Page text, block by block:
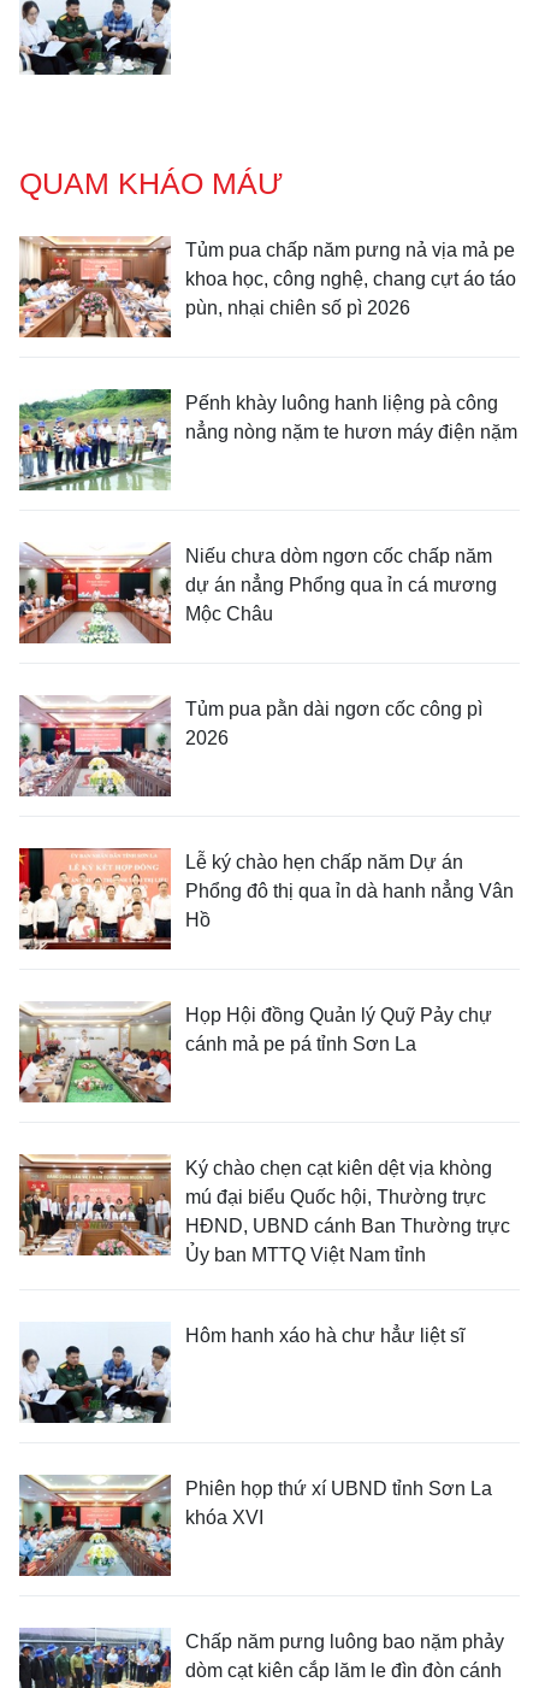
QUAM KHÁO MÁƯ
Tủm pua chấp năm pưng nả vịa mả pe
khoa học, công nghệ, chang cựt áo táo
pùn, nhại chiên số pì 2026
Pếnh khày luông hanh liệng pà công
nẳng nòng nặm te hươn máy điện nặm
Niếu chưa dòm ngơn cốc chấp năm
dự án nẳng Phổng qua ỉn cá mương
Mộc Châu
Tủm pua pằn dài ngơn cốc công pì
2026
Lễ ký chào hẹn chấp năm Dự án
Phổng đô thị qua ỉn dà hanh nẳng Vân
Hồ
Họp Hội đồng Quản lý Quỹ Pảy chự
cánh mả pe pá tỉnh Sơn La
Ký chào chẹn cạt kiên dệt vịa khòng
mú đại biểu Quốc hội, Thường trực
HĐND, UBND cánh Ban Thường trực
Ủy ban MTTQ Việt Nam tỉnh
Hôm hanh xáo hà chư hẳư liệt sĩ
Phiên họp thứ xí UBND tỉnh Sơn La
khóa XVI
Chấp năm pưng luông bao nặm phảy
dòm cạt kiên cắp lăm le đìn đòn cánh